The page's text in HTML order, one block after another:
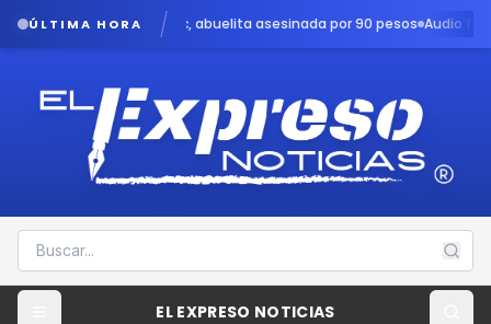
ÚLTIMA HORA
abuelita asesinada por 90 pesos Audio filtrado revela angustia en
EL EXPRESO NOTICIAS